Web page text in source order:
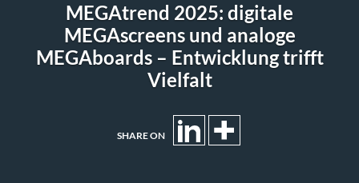
MEGAtrend 2025: digitale
MEGAscreens und analoge
MEGAboards – Entwicklung trifft
Vielfalt
SHARE ON